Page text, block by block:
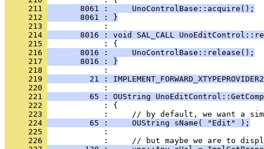
     211
       8061 :     UnoControlBase::acquire();
     212
       8061 : }
     213
     214
8016 : void SAL_CALL
     215
     216
       8016 :     UnoControlBase::release();
     217
       8016 : }
     218
     219
21 :
     220
     221
65 : OUString
     222
     223
     224
         65 :     OUString sName( "Edit" );
     225
     226